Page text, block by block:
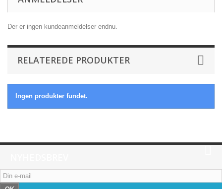
Der er ingen kundeanmeldelser endnu.
RELATEREDE PRODUKTER
Ingen produkter fundet.